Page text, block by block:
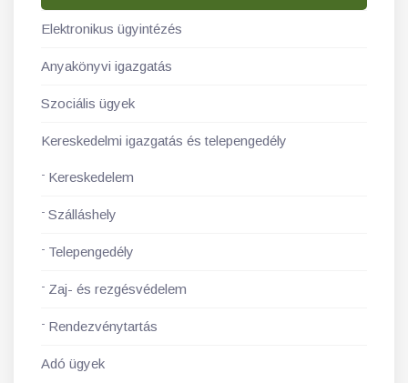
Elektronikus ügyintézés
Anyakönyvi igazgatás
Szociális ügyek
Kereskedelmi igazgatás és telepengedély
Kereskedelem
Szálláshely
Telepengedély
Zaj- és rezgésvédelem
Rendezvénytartás
Adó ügyek